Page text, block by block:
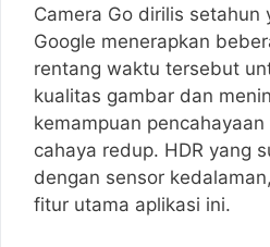
Camera Go dirilis setahun
Google menerapkan
rentang waktu tersebut
kualitas gambar dan
kemampuan
cahaya redup. HDR yang
dengan sensor
fitur utama aplikasi ini.